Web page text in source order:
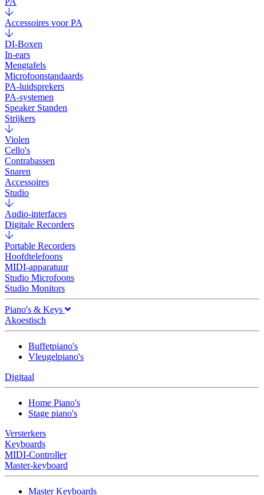
Accessoires voor PA
DI-Boxen
In-ears
Mengtafels
Microfoonstandaards
PA-luidsprekers
PA-systemen
Speaker Standen
Strijkers
Violen
Cello's
Contrabassen
Snaren
Accessoires
Studio
Audio-interfaces
Digitale Recorders
Portable Recorders
Hoofdtelefoons
MIDI-apparatuur
Studio Microfoons
Studio Monitors
Piano's & Keys
Akoestisch
Buffetpiano's
Vleugelpiano's
Digitaal
Home Piano's
Stage piano's
Versterkers
Keyboards
MIDI-Controller
Master-keyboard
Master Keyboards